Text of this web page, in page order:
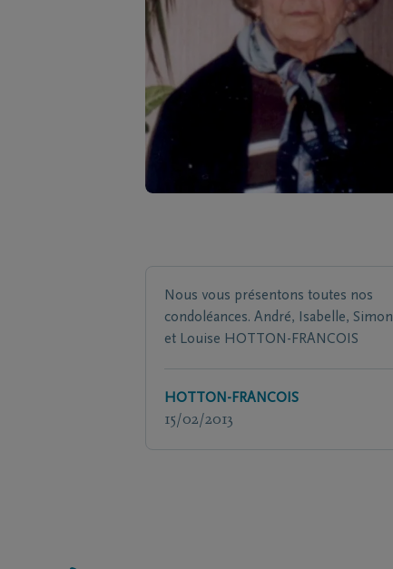
Nous vous présentons toutes nos
condoléances. André, Isabelle, Simon
et Louise HOTTON-FRANCOIS
HOTTON-FRANCOIS
15/02/2013